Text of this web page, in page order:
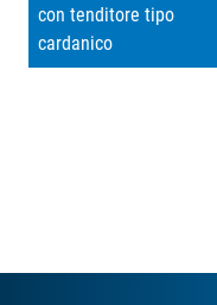
con tenditore tipo
cardanico